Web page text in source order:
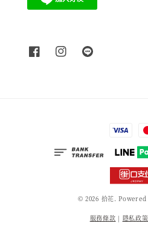
© 2026 拾花.
服務條款 | 隱私政策